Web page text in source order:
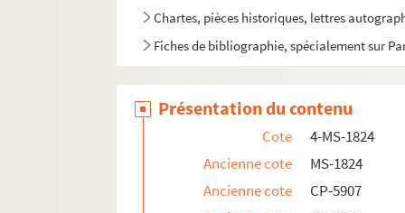
Chartes, pièces historiques, lettres
Fiches de bibliographie, spécialement sur
Présentation du contenu
Cote
4-MS-1824
Ancienne cote
MS-1824
Ancienne cote
CP-5907